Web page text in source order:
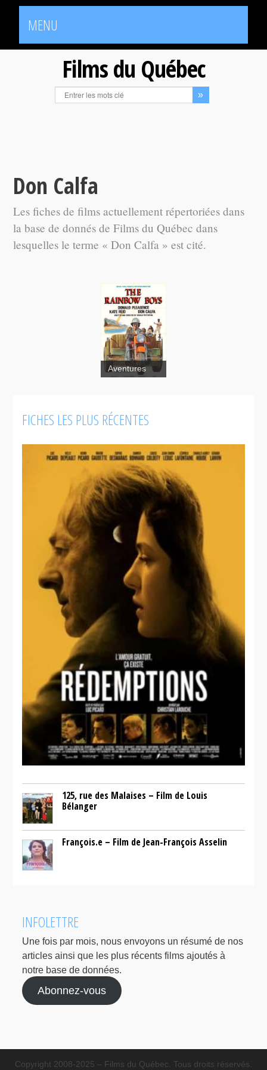
MENU
Films du Québec
Don Calfa
Les fiches de films actuellement répertoriées dans
la base de donnés de Films du Québec dans
lesquelles le terme « Don Calfa » est cité.
The
Aventures
FICHES LES PLUS RÉCENTES
125, rue des Malaises – Film de Louis
Bélanger
François.e – Film de Jean-François Asselin
INFOLETTRE
Une fois par mois, nous envoyons un résumé de nos
articles ainsi que les plus récents films ajoutés à
notre base de données.
Abonnez-vous
Copyright 2008-2025 – Films du Québec. Tous droits réservés.